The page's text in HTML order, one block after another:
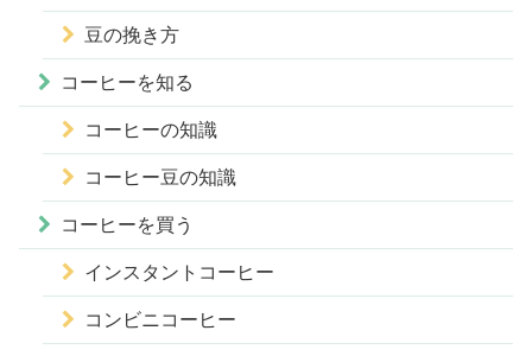
豆の挽き方
コーヒーを知る
コーヒーの知識
コーヒー豆の知識
コーヒーを買う
インスタントコーヒー
コンビニコーヒー